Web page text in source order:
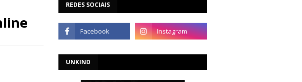
REDES SOCIAIS
UNKIND